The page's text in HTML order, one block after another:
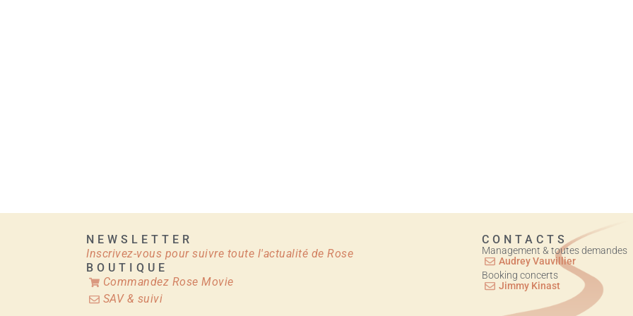
NEWSLETTER
Inscrivez-vous pour suivre toute l'actualité de Rose
BOUTIQUE
Commandez Rose Movie
SAV & suivi
CONTACTS
Management & toutes demandes
Audrey Vauvillier
Booking concerts
Jimmy Kinast